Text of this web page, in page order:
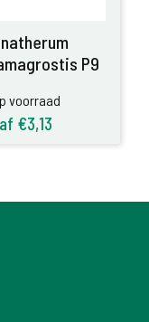
P9
voorraad
voorraad
€3,13